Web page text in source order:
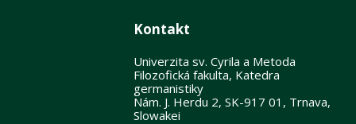
Kontakt
Univerzita sv. Cyrila a Metoda
Filozofická fakulta, Katedra
germanistiky
Nám. J. Herdu 2, SK-917 01, Trnava,
Slowakei